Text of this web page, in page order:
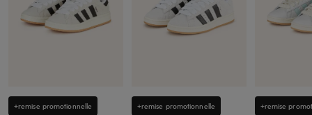
+remise promotionnelle +remise promotionnelle +remise